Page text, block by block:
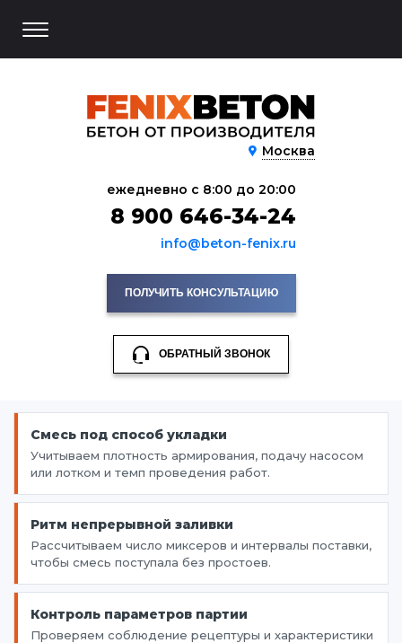
Москва
ПОЛУЧИТЬ КОНСУЛЬТАЦИЮ
ОБРАТНЫЙ ЗВОНОК
ежедневно с 8:00 до 20:00
8 900 646-34-24
info@beton-fenix.ru
Смесь под способ укладки
Учитываем плотность армирования, подачу насосом
или лотком и темп проведения работ.
Ритм непрерывной заливки
Рассчитываем число миксеров и интервалы поставки,
чтобы смесь поступала без простоев.
Контроль параметров партии
Проверяем соблюдение рецептуры и характеристики